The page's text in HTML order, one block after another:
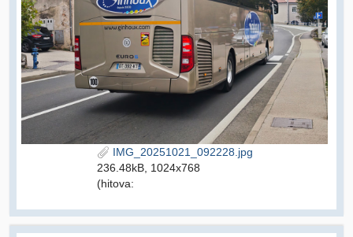
IMG_20251021_092228.jpg
236.48kB, 1024x768
(hitova: